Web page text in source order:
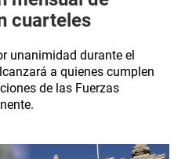
cuarteles
unanimidad durante el
a quienes cumplen
de las Fuerzas